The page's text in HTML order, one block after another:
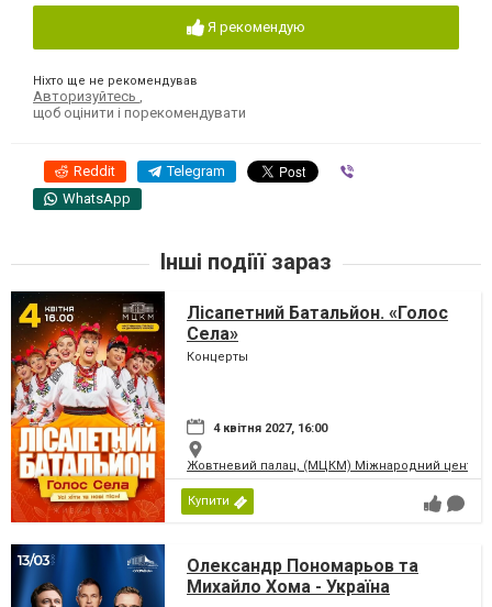
Я рекомендую
Ніхто ще не рекомендував
Авторизуйтесь ,
щоб оцінити і порекомендувати
Reddit Telegram
WhatsApp
Інші подіїї зараз
Лісапетний Батальйон. «Голос
Села»
Концерты
4 квітня 2027, 16:00
Жовтневий палац, (МЦКМ) Міжнародний центр
Купити
Олександр Пономарьов та
Михайло Хома - Україна